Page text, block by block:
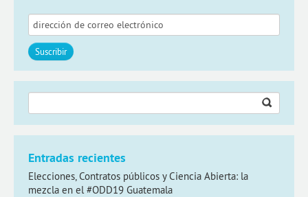
Entradas recientes
Elecciones, Contratos públicos y Ciencia Abierta: la
mezcla en el #ODD19 Guatemala